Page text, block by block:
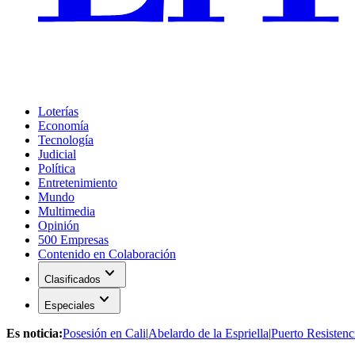
Loterías
Economía
Tecnología
Judicial
Política
Entretenimiento
Mundo
Multimedia
Opinión
500 Empresas
Contenido en Colaboración
Clasificados expand_more
Especiales expand_more
Es noticia:Posesión en Cali|Abelardo de la Espriella|Puerto